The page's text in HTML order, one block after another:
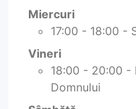
Miercuri
17:00 - 18:00 -
Vineri
18:00 - 20:00 -
Domnului